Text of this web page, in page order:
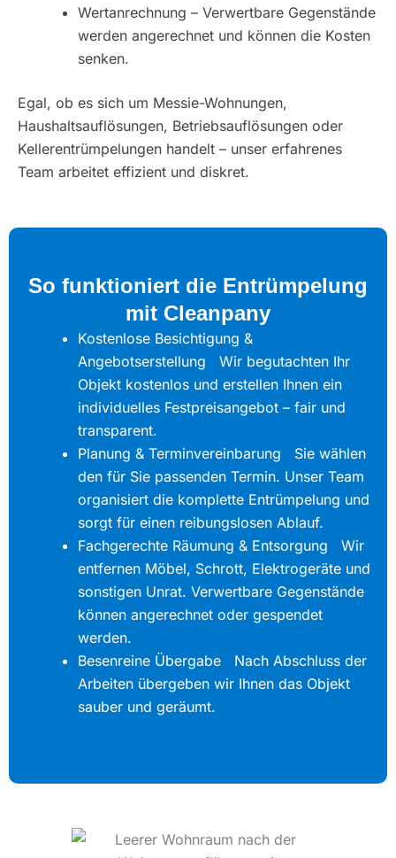
Wertanrechnung – Verwertbare Gegenstände
werden angerechnet und können die Kosten
senken.
Egal, ob es sich um Messie-Wohnungen,
Haushaltsauflösungen, Betriebsauflösungen oder
Kellerentrümpelungen handelt – unser erfahrenes
Team arbeitet effizient und diskret.
So funktioniert die Entrümpelung
mit Cleanpany
Kostenlose Besichtigung &
Angebotserstellung Wir begutachten Ihr
Objekt kostenlos und erstellen Ihnen ein
individuelles Festpreisangebot – fair und
transparent.
Planung & Terminvereinbarung Sie wählen
den für Sie passenden Termin. Unser Team
organisiert die komplette Entrümpelung und
sorgt für einen reibungslosen Ablauf.
Fachgerechte Räumung & Entsorgung Wir
entfernen Möbel, Schrott, Elektrogeräte und
sonstigen Unrat. Verwertbare Gegenstände
können angerechnet oder gespendet
werden.
Besenreine Übergabe Nach Abschluss der
Arbeiten übergeben wir Ihnen das Objekt
sauber und geräumt.